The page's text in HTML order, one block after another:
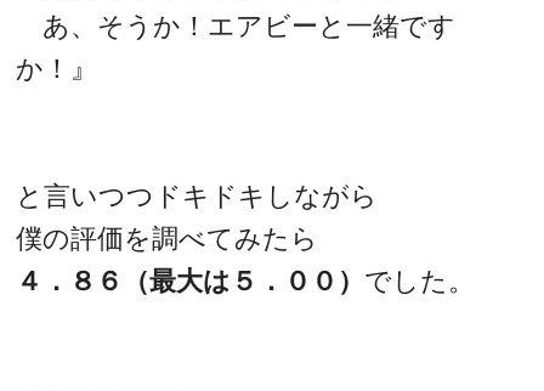
あ、そうか！エアビーと一緒です
か！』
と言いつつドキドキしながら
僕の評価を調べてみたら
４．８６（最大は５．００） でした。